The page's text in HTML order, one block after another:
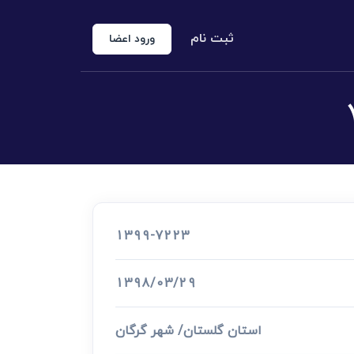
الخروجی
ثبت نام ورود اعضا
1399-7223
1398/03/29
استان گلستان/ شهر گرگان